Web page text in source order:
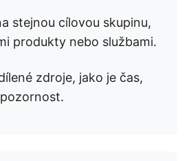
stejnou cílovou skupinu,
produkty nebo službami.
zdroje, jako je čas,